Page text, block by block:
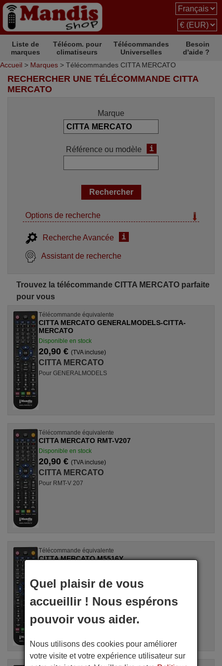
Liste de
marques
Télécom. pour
climatiseurs
Télécommandes
Universelles
Besoin
d'aide ?
Accueil > Marques > Télécommandes CITTA MERCATO
RECHERCHER UNE TÉLÉCOMMANDE CITTA
MERCATO
Marque
Référence ou modèle i
Options de recherche
Recherche Avancée i
Assistant de recherche
Trouvez la télécommande CITTA MERCATO parfaite
pour vous
Télécommande équivalente
CITTA MERCATO GENERALMODELS-CITTA-
MERCATO
Disponible en stock
20,90 € (TVA incluse)
CITTA MERCATO
Pour GENERALMODELS
Télécommande équivalente
CITTA MERCATO RMT-V207
Disponible en stock
20,90 € (TVA incluse)
CITTA MERCATO
Pour RMT-V 207
Télécommande équivalente
CITTA MERCATO M5516Y
20,90 € (TVA incluse)
CITTA MERCATO
Pour M 5516 Y
Quel plaisir de vous
accueillir ! Nous espérons
pouvoir vous aider.
Nous utilisons des cookies pour améliorer
votre visite et votre expérience utilisateur sur